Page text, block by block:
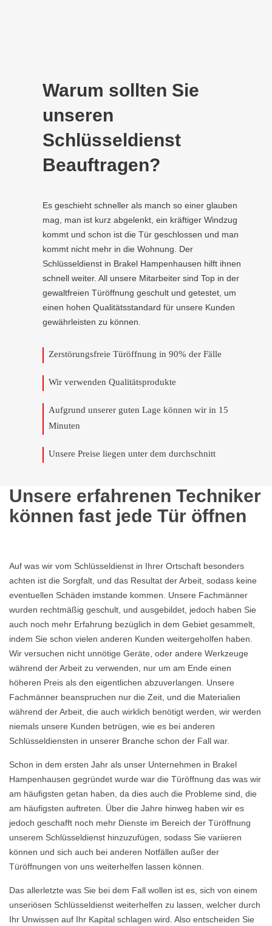
Warum sollten Sie
unseren
Schlüsseldienst
Beauftragen?
Es geschieht schneller als manch so einer glauben
mag, man ist kurz abgelenkt, ein kräftiger Windzug
kommt und schon ist die Tür geschlossen und man
kommt nicht mehr in die Wohnung. Der
Schlüsseldienst in Brakel Hampenhausen hilft ihnen
schnell weiter. All unsere Mitarbeiter sind Top in der
gewaltfreien Türöffnung geschult und getestet, um
einen hohen Qualitätsstandard für unsere Kunden
gewährleisten zu können.
Zerstörungsfreie Türöffnung in 90% der Fälle
Wir verwenden Qualitätsprodukte
Aufgrund unserer guten Lage können wir in 15
Minuten
Unsere Preise liegen unter dem durchschnitt
Unsere erfahrenen Techniker
können fast jede Tür öffnen
Auf was wir vom Schlüsseldienst in Ihrer Ortschaft besonders
achten ist die Sorgfalt, und das Resultat der Arbeit, sodass keine
eventuellen Schäden imstande kommen. Unsere Fachmänner
wurden rechtmäßig geschult, und ausgebildet, jedoch haben Sie
auch noch mehr Erfahrung bezüglich in dem Gebiet gesammelt,
indem Sie schon vielen anderen Kunden weitergeholfen haben.
Wir versuchen nicht unnötige Geräte, oder andere Werkzeuge
während der Arbeit zu verwenden, nur um am Ende einen
höheren Preis als den eigentlichen abzuverlangen. Unsere
Fachmänner beanspruchen nur die Zeit, und die Materialien
während der Arbeit, die auch wirklich benötigt werden, wir werden
niemals unsere Kunden betrügen, wie es bei anderen
Schlüsseldiensten in unserer Branche schon der Fall war.
Schon in dem ersten Jahr als unser Unternehmen in Brakel
Hampenhausen gegründet wurde war die Türöffnung das was wir
am häufigsten getan haben, da dies auch die Probleme sind, die
am häufigsten auftreten. Über die Jahre hinweg haben wir es
jedoch geschafft noch mehr Dienste im Bereich der Türöffnung
unserem Schlüsseldienst hinzuzufügen, sodass Sie variieren
können und sich auch bei anderen Notfällen außer der
Türöffnungen von uns weiterhelfen lassen können.
Das allerletzte was Sie bei dem Fall wollen ist es, sich von einem
unseriösen Schlüsseldienst weiterhelfen zu lassen, welcher durch
Ihr Unwissen auf Ihr Kapital schlagen wird. Also entscheiden Sie